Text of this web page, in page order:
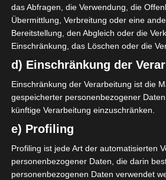
Hefeteig:
500g Mehl,
½ Würfel frische
60g brauner
250ml
60g weiche
Füllung:
das Abfragen, die Verwendung, die
Übermittlung, Verbreitung oder eine
Bereitstellung, den Abgleich oder die
Einschränkung, das Löschen oder die
d) Einschränkung der
Einschränkung der Verarbeitung ist die
gespeicherter personenbezogener
künftige Verarbeitung einzuschränken.
e) Profiling
Profiling ist jede Art der automatisierten
personenbezogener Daten, die darin
personenbezogenen Daten verwendet